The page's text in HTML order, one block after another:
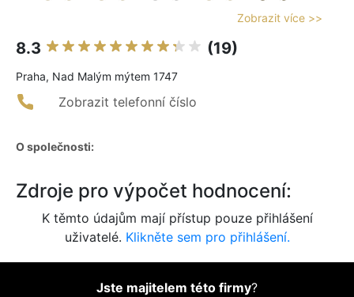
Zobrazit více >>
8.3 (19)
Praha, Nad Malým mýtem 1747
Zobrazit telefonní číslo
O společnosti:
Zdroje pro výpočet hodnocení:
K těmto údajům mají přístup pouze přihlášení
uživatelé. Klikněte sem pro přihlášení.
Jste majitelem této firmy?